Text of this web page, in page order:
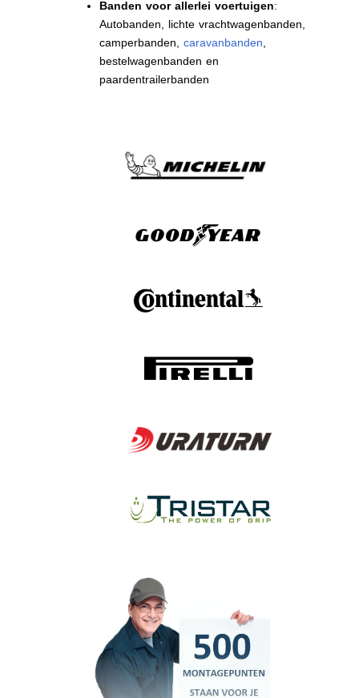
Banden voor allerlei voertuigen:
Autobanden, lichte vrachtwagenbanden,
camperbanden, caravanbanden,
bestelwagenbanden en
paardentrailerbanden